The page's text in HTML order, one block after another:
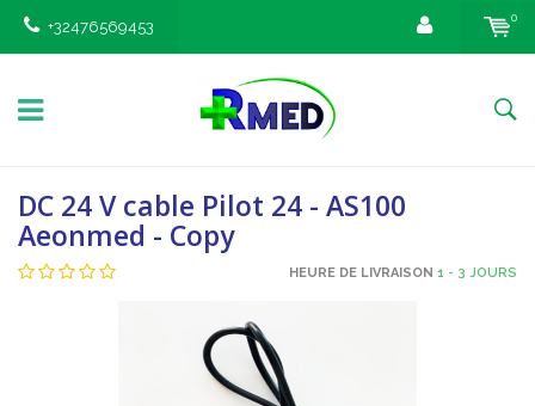
+32476569453
0
DC 24 V cable Pilot 24 - AS100
Aeonmed - Copy
HEURE DE LIVRAISON 1 - 3 JOURS